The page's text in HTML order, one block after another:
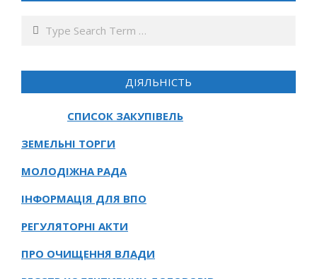
Search
ДІЯЛЬНІСТЬ
СПИСОК ЗАКУПІВЕЛЬ
ЗЕМЕЛЬНІ ТОРГИ
МОЛОДІЖНА РАДА
ІНФОРМАЦІЯ ДЛЯ ВПО
РЕГУЛЯТОРНІ АКТИ
ПРО ОЧИЩЕННЯ ВЛАДИ